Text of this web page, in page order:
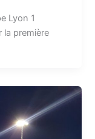
Lyon 1
la première